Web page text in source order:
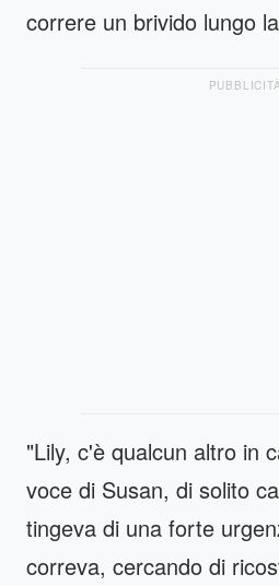
correre un brivido lungo
PUBBLICITÀ
"Lily, c'è qualcun altro in
voce di Susan, di solito
tingeva di una forte
correva, cercando di